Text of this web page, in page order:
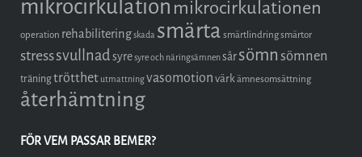
mikrocirkulation mikrocirkulationen
operation rehabiliteringskada smärtasmärtlindringsmärtor
stresssvullnadsyresyre och näringsämnensårsömnsömnen
träningtrötthet utmattningvasomotionvärkämnesomsättning
återhämtning
FÖR VEM PASSAR BEMER?